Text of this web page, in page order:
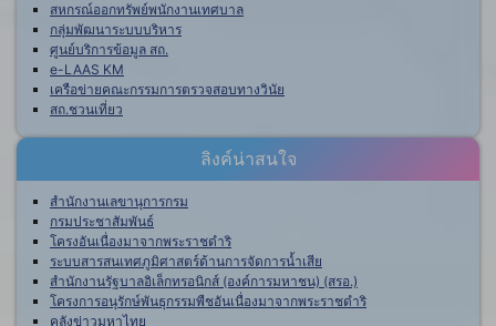
สหกรณ์ออกทรัพย์พนักงานเทศบาล
กลุ่มพัฒนาระบบบริหาร
ศูนย์บริการข้อมูล สถ.
e-LAAS KM
เครือข่ายคณะกรรมการตรวจสอบทางวินัย
สถ.ชวนเที่ยว
ลิงค์น่าสนใจ
สำนักงานเลขานุการกรม
กรมประชาสัมพันธ์
โครงอันเนื่องมาจากพระราชดำริ
ระบบสารสนเทศภูมิศาสตร์ด้านการจัดการน้ำเสีย
สำนักงานรัฐบาลอิเล็กทรอนิกส์ (องค์การมหาชน) (สรอ.)
โครงการอนุรักษ์พันธุกรรมพืชอันเนื่องมาจากพระราชดำริ
คลังข่าวมหาไทย